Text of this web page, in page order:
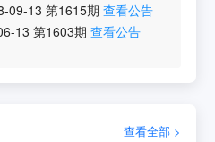
09-13 第1615期 查看公告
13 第1603期 查看公告
查看全部 >